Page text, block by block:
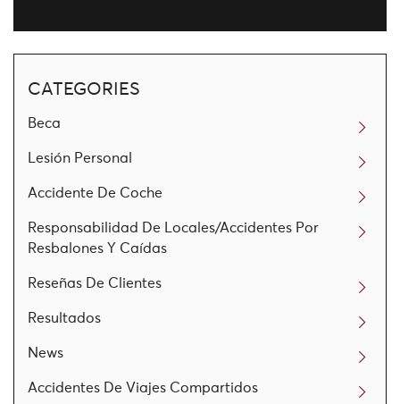
CATEGORIES
Beca
Lesión Personal
Accidente De Coche
Responsabilidad De Locales/Accidentes Por
Resbalones Y Caídas
Reseñas De Clientes
Resultados
News
Accidentes De Viajes Compartidos